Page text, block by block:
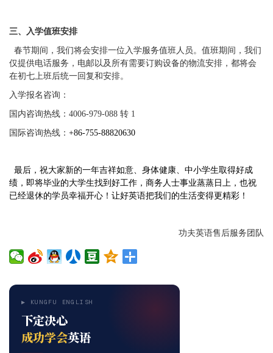
三、入学值班安排
春节期间，我们将会安排一位入学服务值班人员。值班期间，我们
仅提供电话服务，电邮以及所有需要订购设备的物流安排，都将会
在初七上班后统一回复和安排。
入学报名咨询：
国内咨询热线： 4006-979-088 转 1
国际咨询热线： +86-755-88820630
最后，祝大家新的一年吉祥如意、身体健康、中小学生取得好成
绩，即将毕业的大学生找到好工作，商务人士事业蒸蒸日上，也祝
已经退休的学员幸福开心！让好英语把我们的生活变得更精彩！
功夫英语售后服务团队
▶ KUNGFU ENGLISH
下定决心
成功学会英语